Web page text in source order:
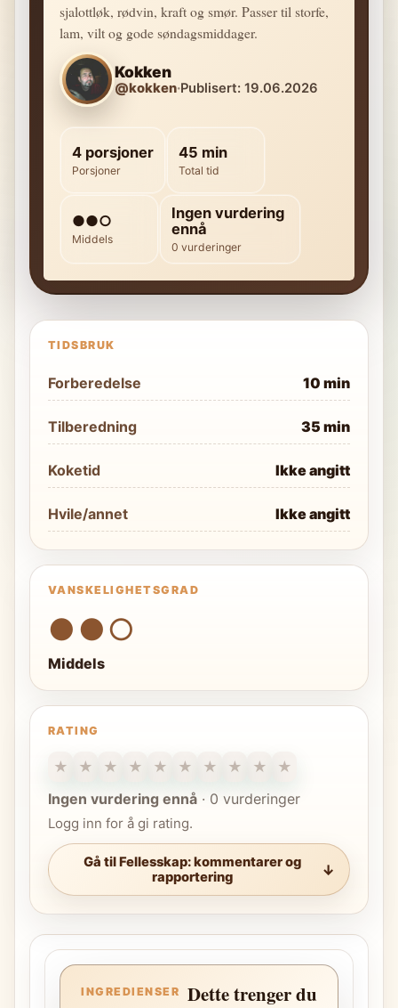
sjalottløk, rødvin, kraft og smør. Passer til storfe,
lam, vilt og gode søndagsmiddager.
Kokken
@kokken·Publisert: 19.06.2026
4 porsjoner
Porsjoner
45 min
Total tid
●●○
Middels
Ingen vurdering
ennå
0 vurderinger
TIDSBRUK
Forberedelse 10 min
Tilberedning 35 min
Koketid Ikke angitt
Hvile/annet Ikke angitt
VANSKELIGHETSGRAD
●●○
Middels
RATING
★ ★ ★ ★ ★ ★ ★ ★ ★
★
Ingen vurdering ennå · 0 vurderinger
Logg inn for å gi rating.
Gå til Fellesskap: kommentarer og
rapportering
INGREDIENSER Dette trenger du